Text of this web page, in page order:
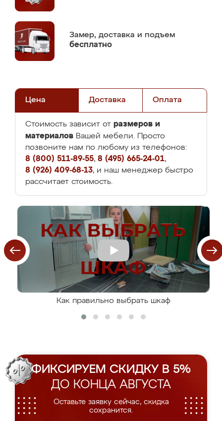
Замер, доставка и подъем
бесплатно
Цена Доставка Оплата
Стоимость зависит от размеров и
материалов Вашей мебели. Просто
позвоните нам по любому из телефонов:
8 (800) 511-89-55, 8 (495) 665-24-01,
8 (926) 409-68-13, и наш менеджер быстро
рассчитает стоимость.
Как правильно выбрать шкаф
ФИКСИРУЕМ СКИДКУ В 5%
ДО КОНЦА АВГУСТА
Оставьте заявку сейчас, скидка
сохранится.